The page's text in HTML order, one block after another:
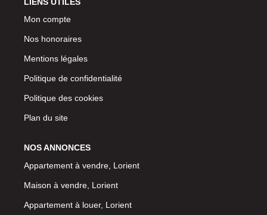
Mon compte
Nos honoraires
Mentions légales
Politique de confidentialité
Politique des cookies
Plan du site
NOS ANNONCES
Appartement à vendre, Lorient
Maison à vendre, Lorient
Appartement à louer, Lorient